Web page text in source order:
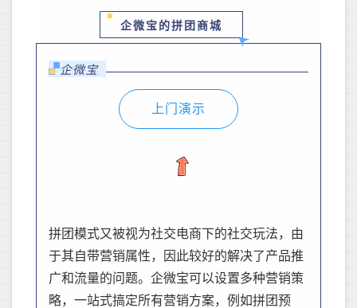
企微宝的拼团商城
企微宝
上门演示
拼团模式又被视为社交电商下的社交玩法，由
于其自带营销属性，因此较好的解决了产品推
广和流量的问题。 企微宝可以设置多种营销策
略， 一站式搞定所有营销方案， 例如拼团预